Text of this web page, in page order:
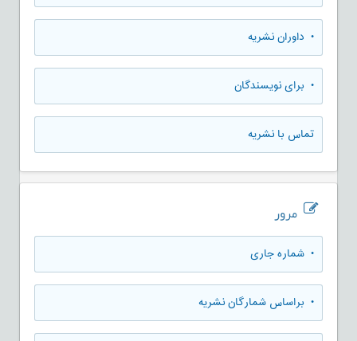
• داوران نشریه
• برای نویسندگان
تماس با نشریه
مرور
• شماره جاری
• براساس شمارگان نشریه